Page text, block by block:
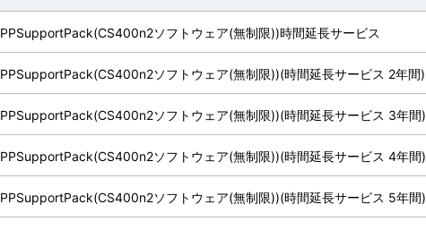
PPSupportPack(CS400n2ソフトウェア(無制限))時間延長サービス
PPSupportPack(CS400n2ソフトウェア(無制限))(時間延長サービス 2年間)
PPSupportPack(CS400n2ソフトウェア(無制限))(時間延長サービス 3年間)
PPSupportPack(CS400n2ソフトウェア(無制限))(時間延長サービス 4年間)
PPSupportPack(CS400n2ソフトウェア(無制限))(時間延長サービス 5年間)